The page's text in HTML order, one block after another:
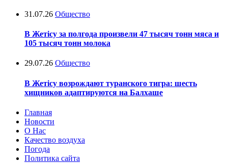
31.07.26 Общество
В Жетісу за полгода произвели 47 тысяч тонн мяса и
105 тысяч тонн молока
29.07.26 Общество
В Жетісу возрождают туранского тигра: шесть
хищников адаптируются на Балхаше
Главная
Новости
О Нас
Качество воздуха
Погода
Политика сайта